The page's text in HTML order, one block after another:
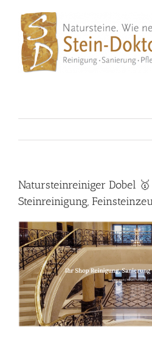
content
Natursteinreiniger Dobel
Steinreinigung,